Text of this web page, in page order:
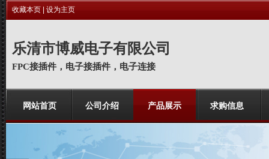
收藏本页 设为主页
乐清市博威电子有限公司
FPC接插件，电子接插件，电子连接
网站首页 公司介绍 产品展示 求购信息